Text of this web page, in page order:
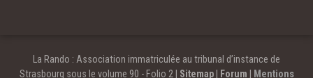
La Rando : Association immatriculée au tribunal d’instance de
Strasbourg sous le volume 90 - Folio 2 | Sitemap| Forum Mentions